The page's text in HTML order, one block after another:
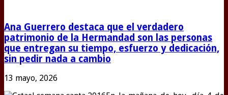
Ana Guerrero destaca que el verdadero
patrimonio de la Hermandad son las personas
que entregan su tiempo, esfuerzo y dedicación,
sin pedir nada a cambio
13 mayo, 2026